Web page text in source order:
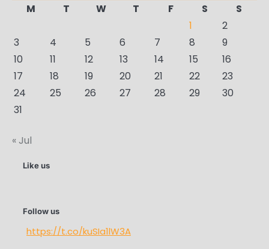
M
T W T F S
S
1
2
3
4 5 6 7 8
9
10
11 12 13 14 15
16
17
18 19 20 21 22
23
24
25 26 27 28 29
30
31
« Jul
Like us
Follow us
https://t.co/kuSIa1lW3A